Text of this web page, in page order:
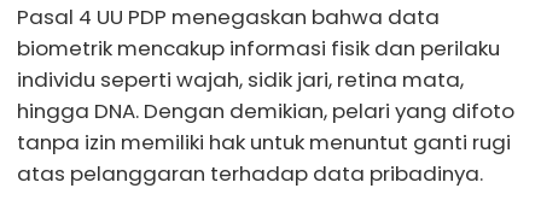
Pasal 4 UU PDP menegaskan bahwa data
biometrik mencakup informasi fisik dan perilaku
individu seperti wajah, sidik jari, retina mata,
hingga DNA. Dengan demikian, pelari yang difoto
tanpa izin memiliki hak untuk menuntut ganti rugi
atas pelanggaran terhadap data pribadinya.